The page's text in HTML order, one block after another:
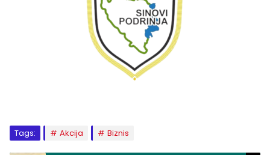
Tags: Akcija Biznis